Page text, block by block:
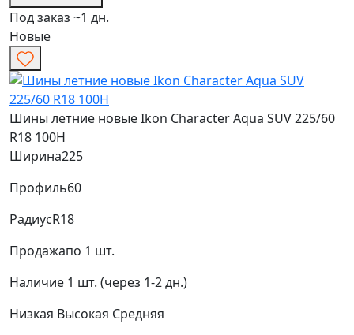
Под заказ ~1 дн.
Новые
Шины летние новые Ikon Character Aqua SUV 225/60
R18 100H
Ширина225
Профиль60
РадиусR18
Продажапо 1 шт.
Наличие 1 шт. (через 1-2 дн.)
Низкая Высокая Средняя